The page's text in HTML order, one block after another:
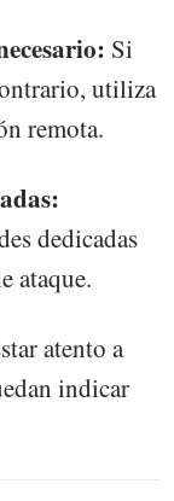
Si
utiliza
remota.
dedicadas
ataque.
atento a
indicar